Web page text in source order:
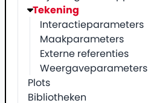
Tekening
Interactieparameters
Maakparameters
Externe referenties
Weergaveparameters
Plots
Bibliotheken